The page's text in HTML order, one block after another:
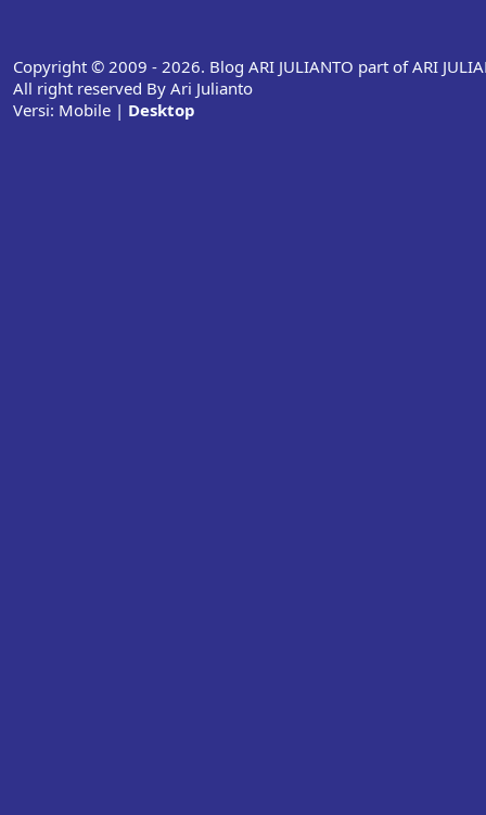
Copyright © 2009 - 2026. Blog ARI JULIANTO part of ARI
All right reserved By Ari Julianto
Versi: Mobile | Desktop